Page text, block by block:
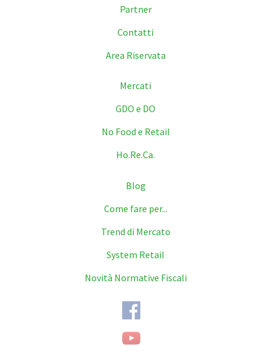
Partner
Contatti
Area Riservata
Mercati
GDO e DO
No Food e Retail
Ho.Re.Ca.
Blog
Come fare per...
Trend di Mercato
System Retail
Novità Normative Fiscali